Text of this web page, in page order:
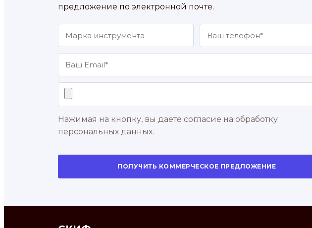
предложение по электронной почте.
Нажимая на кнопку, вы даете согласие на обработку
персональных данных.
ПОЛУЧИТЬ КОММЕРЧЕСКОЕ ПРЕДЛОЖЕНИЕ